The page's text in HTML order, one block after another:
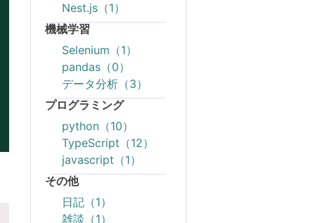
Nest.js（1）
機械学習
Selenium（1）
pandas（0）
データ分析（3）
プログラミング
python（10）
TypeScript（12）
javascript（1）
その他
日記（1）
雑談（1）